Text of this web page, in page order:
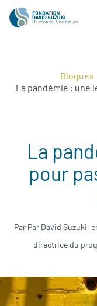
Blogues
La pandémie : une
La
pour
Par Par David Suzuki,
directrice du